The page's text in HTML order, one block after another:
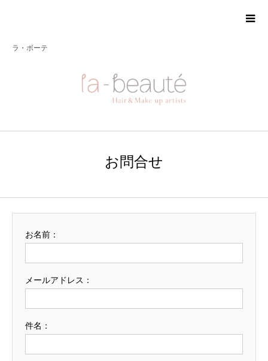
ラ・ボーテ
お問合せ
お名前：
メールアドレス：
件名：